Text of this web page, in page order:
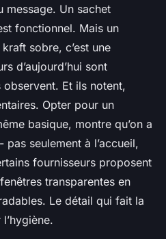
message. Un sachet
fonctionnel. Mais un
sobre, c’est une
d’aujourd’hui sont
Et ils notent,
Opter pour un
basique, montre qu’on a
seulement à l’accueil,
fournisseurs proposent
transparentes en
Le détail qui fait la